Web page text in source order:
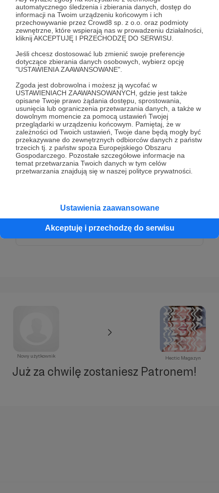
automatycznego śledzenia i zbierania danych, dostęp do
informacji na Twoim urządzeniu końcowym i ich
przechowywanie przez Crowd8 sp. z o.o. oraz podmioty
zewnętrzne, które wspierają nas w prowadzeniu działalności,
kliknij AKCEPTUJĘ I PRZECHODZĘ DO SERWISU.
Jeśli chcesz dostosować lub zmienić swoje preferencje
dotyczące zbierania danych osobowych, wybierz opcję
"USTAWIENIA ZAAWANSOWANE".
Zgoda jest dobrowolna i możesz ją wycofać w
USTAWIENIACH ZAAWANSOWANYCH, gdzie jest także
opisane Twoje prawo żądania dostępu, sprostowania,
usunięcia lub ograniczenia przetwarzania danych, a także w
dowolnym momencie za pomocą ustawień Twojej
przeglądarki w urządzeniu końcowym. Pamiętaj, że w
zależności od Twoich ustawień, Twoje dane będą mogły być
przekazywane do zewnętrznych odbiorców danych z państw
trzecich tj. z państw spoza Europejskiego Obszaru
Gospodarczego. Pozostałe szczegółowe informacje na
temat przetwarzania Twoich danych w tym celów
przetwarzania znajdują się w naszej polityce prywatności.
Ustawienia zaawansowane
Akceptuję i przechodzę do serwisu
się autorskie fotografie, ilustracje i grafiki
digitalowe.
Patroni: 0
50 zł miesięcznie
To dzięki Tobie zachowujemy naszą niezależność.
Dziękujemy, że nas wspierasz!
Każdy z Patronów, który wybierze ten próg,
formacie A2.
Patroni: 0
Nowy użytkownik Hectic Magazyn
Już za chwilę zostaniesz Patronem!